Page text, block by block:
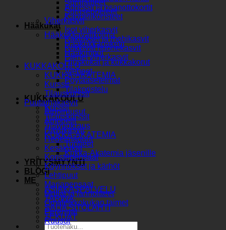
Adressit ja osanottokortit
Kappelikoristeet
Hääkukat
Hääkukkavalikoima
Hääkukkapaketit
Hääkimput
Hiuskukat ja kukkakorut
Vieheet
Pöytäasetelmat
Tilakoristelu
KUKKAKOULU
Kurssit
Tilauskurssit
Tilavuokraus
KUKKA-AKATEMIA
Tuotteet
Kukka-Akatemia jäsenille
YRITYSMYYNTI
BLOGI
ME
ASIAKASPALVELU
TARINA
SAIJA SITOLAHTI
TEKIJÄT
Etsi:
Surulaitteet
Suruseppeleet
Viherkasvit
Isot viherkasvit
Kaktukset ja mehikasvit
Kukkivat huonekasvit
Pienet viherkasvit
KUKKAKOULU
KUKKA-AKATEMIA
Kurssit
Tilauskurssit
Puutarhakasvit
Alppiruusut
Amppelit
Havukasvit
Hedelmäpuut
Kesäkukat
Koristepensaat
Köynnökset ja kärhöt
Lehtipuut
Marjapensaat
Mullat ja lannoitteet
Omaleikkokukan taimet
Perennat
Ruusut